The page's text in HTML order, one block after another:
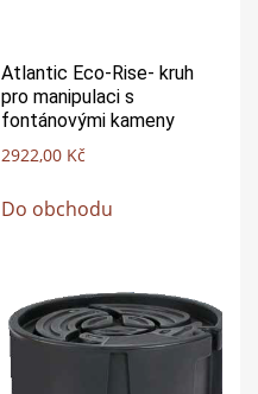
Atlantic Eco-Rise- kruh
pro manipulaci s
fontánovými kameny
2922,00 Kč
Do obchodu